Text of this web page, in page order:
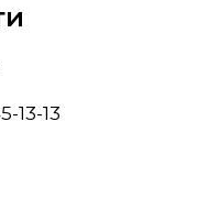
13-13